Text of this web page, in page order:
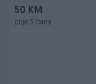
50 KM
prije 3 dana